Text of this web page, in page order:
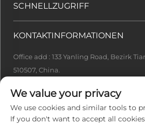
SCHNELLZUGRIFF
KONTAKTINFORMATIONEN
Office add : 133 Yanling Road, Bezirk
510507, China.
+86-13922415049
We value your privacy
We use cookies and similar tools to
If you don't want to accept all